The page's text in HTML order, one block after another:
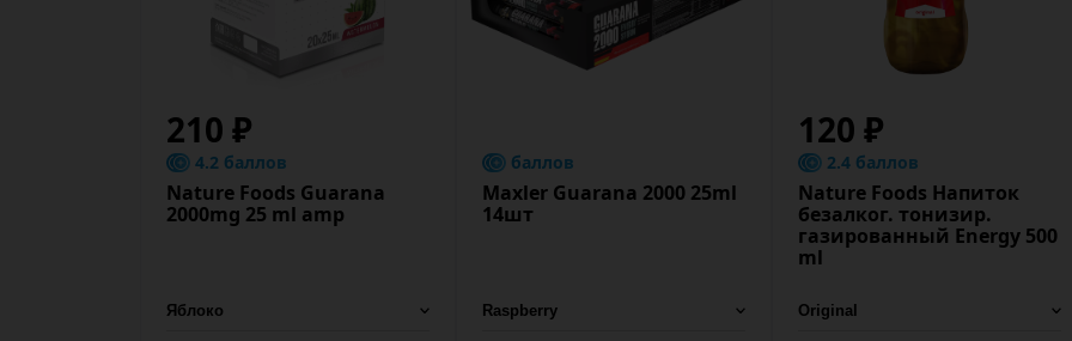
210 ₽
4.2 баллов
Nature Foods Guarana
2000mg 25 ml amp
баллов
Maxler Guarana 2000 25ml
14шт
120 ₽
2.4 баллов
Nature Foods Напиток
безалког. тонизир.
газированный Energy 500
ml